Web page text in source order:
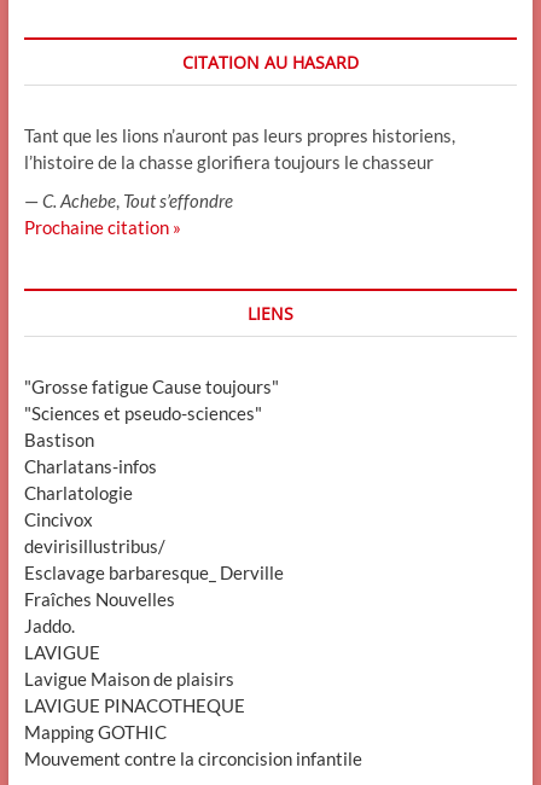
CITATION AU HASARD
Tant que les lions n’auront pas leurs propres historiens,
l’histoire de la chasse glorifiera toujours le chasseur
—C. Achebe, Tout s’effondre
Prochaine citation »
LIENS
"Grosse fatigue Cause toujours"
"Sciences et pseudo-sciences"
Bastison
Charlatans-infos
Charlatologie
Cincivox
devirisillustribus/
Esclavage barbaresque_ Derville
Fraîches Nouvelles
Jaddo.
LAVIGUE
Lavigue Maison de plaisirs
LAVIGUE PINACOTHEQUE
Mapping GOTHIC
Mouvement contre la circoncision infantile